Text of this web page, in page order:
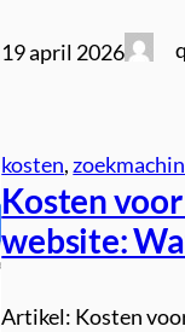
19 april 2026
kosten,
Kosten
website:
Artikel: Kosten